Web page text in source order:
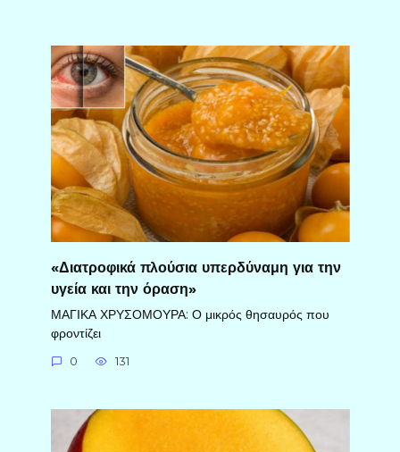
«Διατροφικά πλούσια υπερδύναμη για την
υγεία και την όραση»
ΜΑΓΙΚΑ ΧΡΥΣΟΜΟΥΡΑ: Ο μικρός θησαυρός που
φροντίζει
0 131